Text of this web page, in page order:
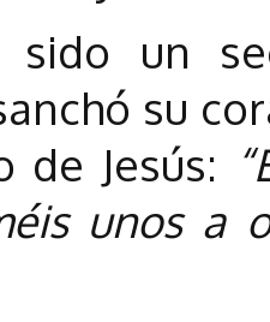
sido un
su
de Jesús:
unos a